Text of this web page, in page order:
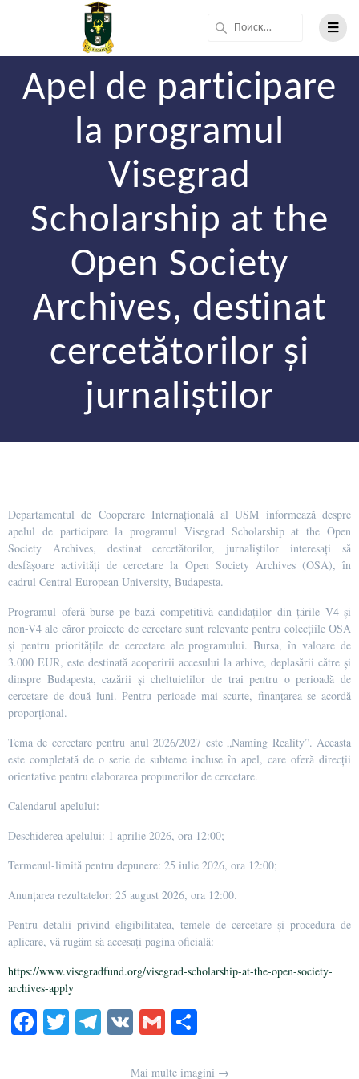
Apel de participare
la programul
Visegrad
Scholarship at the
Open Society
Archives, destinat
cercetătorilor și
jurnaliștilor
Departamentul de Cooperare Internațională al USM informează despre
apelul de participare la programul Visegrad Scholarship at the Open
Society Archives, destinat cercetătorilor, jurnaliștilor interesați să
desfășoare activități de cercetare la Open Society Archives (OSA), în
cadrul Central European University, Budapesta.
Programul oferă burse pe bază competitivă candidaților din țările V4 și
non-V4 ale căror proiecte de cercetare sunt relevante pentru colecțiile OSA
și pentru prioritățile de cercetare ale programului. Bursa, în valoare de
3.000 EUR, este destinată acoperirii accesului la arhive, deplasării către și
dinspre Budapesta, cazării și cheltuielilor de trai pentru o perioadă de
cercetare de două luni. Pentru perioade mai scurte, finanțarea se acordă
proporțional.
Tema de cercetare pentru anul 2026/2027 este „Naming Reality”. Aceasta
este completată de o serie de subteme incluse în apel, care oferă direcții
orientative pentru elaborarea propunerilor de cercetare.
Calendarul apelului:
Deschiderea apelului: 1 aprilie 2026, ora 12:00;
Termenul-limită pentru depunere: 25 iulie 2026, ora 12:00;
Anunțarea rezultatelor: 25 august 2026, ora 12:00.
Pentru detalii privind eligibilitatea, temele de cercetare și procedura de
aplicare, vă rugăm să accesați pagina oficială:
https://www.visegradfund.org/visegrad-scholarship-at-the-open-society-
archives-apply
Fa T Te V G
Mai multe imagini →